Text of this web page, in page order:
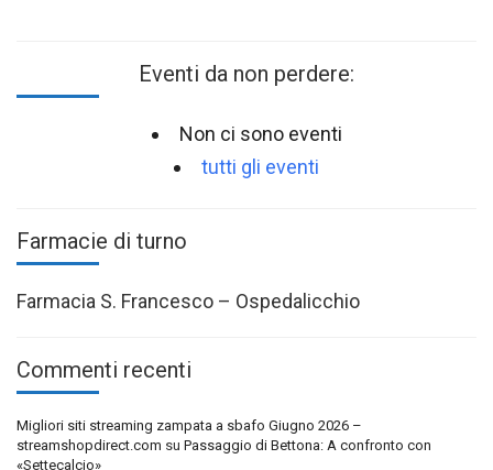
Eventi da non perdere:
Non ci sono eventi
tutti gli eventi
Farmacie di turno
Farmacia S. Francesco – Ospedalicchio
Commenti recenti
Migliori siti streaming zampata a sbafo Giugno 2026 –
streamshopdirect.com su Passaggio di Bettona: A confronto con
«Settecalcio»